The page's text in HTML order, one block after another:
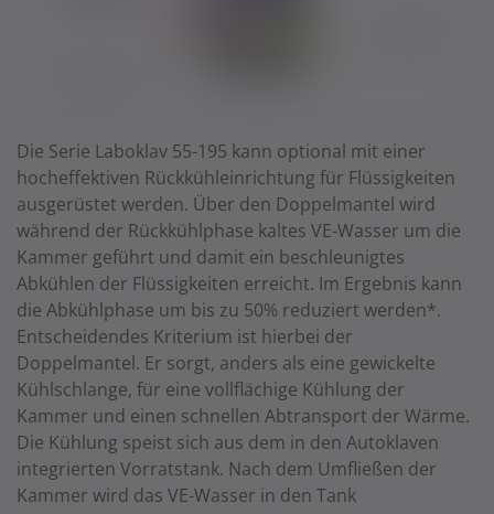
Die Serie Laboklav 55-195 kann optional mit einer
hocheffektiven Rückkühleinrichtung für Flüssigkeiten
ausgerüstet werden. Über den Doppelmantel wird
während der Rückkühlphase kaltes VE-Wasser um die
Kammer geführt und damit ein beschleunigtes
Abkühlen der Flüssigkeiten erreicht. Im Ergebnis kann
die Abkühlphase um bis zu 50% reduziert werden*.
Entscheidendes Kriterium ist hierbei der
Doppelmantel. Er sorgt, anders als eine gewickelte
Kühlschlange, für eine vollflächige Kühlung der
Kammer und einen schnellen Abtransport der Wärme.
Die Kühlung speist sich aus dem in den Autoklaven
integrierten Vorratstank. Nach dem Umfließen der
Kammer wird das VE-Wasser in den Tank